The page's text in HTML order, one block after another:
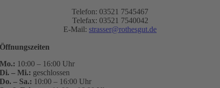
Telefon: 03521 7545467
Telefax: 03521 7540042
E-Mail: strasser@rothesgut.de
Öffnungszeiten
Mo.: 10:00 – 16:00 Uhr
Di. – Mi.: geschlossen
Do. – Sa.: 10:00 – 16:00 Uhr